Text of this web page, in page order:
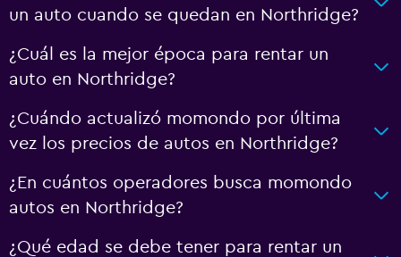
un auto cuando se quedan en Northridge?
¿Cuál es la mejor época para rentar un
auto en Northridge?
¿Cuándo actualizó momondo por última
vez los precios de autos en Northridge?
¿En cuántos operadores busca momondo
autos en Northridge?
¿Qué edad se debe tener para rentar un